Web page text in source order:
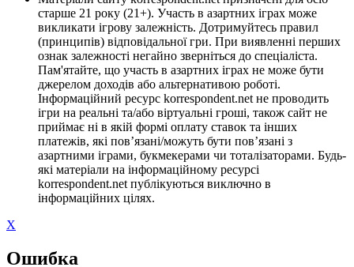
старше 21 року (21+). Участь в азартних іграх може
викликати ігрову залежність. Дотримуйтесь правил
(принципів) відповідальної гри. При виявленні перших
ознак залежності негайно зверніться до спеціаліста.
Пам'ятайте, що участь в азартних іграх не може бути
джерелом доходів або альтернативою роботі.
Інформаційний ресурс korrespondent.net не проводить
ігри на реальні та/або віртуальні гроші, також сайт не
приймає ні в якій формі оплату ставок та інших
платежів, які пов’язані/можуть бути пов’язані з
азартними іграми, букмекерами чи тоталізаторами. Будь-
які матеріали на інформаційному ресурсі
korrespondent.net публікуються виключно в
інформаційних цілях.
X
Ошибка